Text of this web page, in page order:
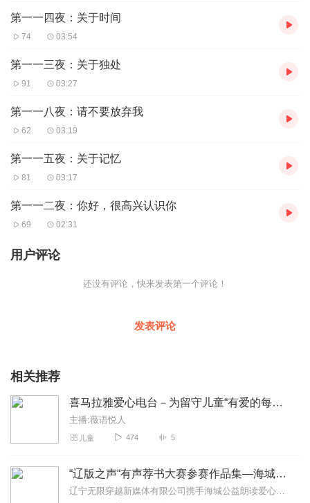
以想象有社交障碍的戈贝尔，也许能带上谷歌眼镜再戴上一副耳
机，耳边就可以有一个老师帮助他，帮助他思考对话，能够积极开
了极大的机会，帮助我们诊断和干预自闭症个体的症状。但我们还
有很长一段路要走。正如我们所知，我们不知道的还有如此之多，
第一一四夜：关于时间
74 03:54
第一一三夜：关于独处
91 03:27
第一一八夜：请不要放弃我
62 03:19
第一一五夜：关于记忆
81 03:17
第一一二夜：你好，很高兴认识你
69 02:31
用户评论
还没有评论，快来发表第一个评论！
发表评论
相关推荐
喜马拉雅爱心电台－为留守儿童“有爱的每一天”公益朗读
主播:薇语悦人
儿童 474 5
“辽版之声“有声荐书大赛参赛作品集—海城公益朗读
辽宁无限穿越新媒体有限公司携手海城公益朗读爱心团队共同参与首届“辽版之声”有声书荐书大赛。公益朗读爱心团队于2017年5月由扎根山村教育28年的析木镇小学教师张...